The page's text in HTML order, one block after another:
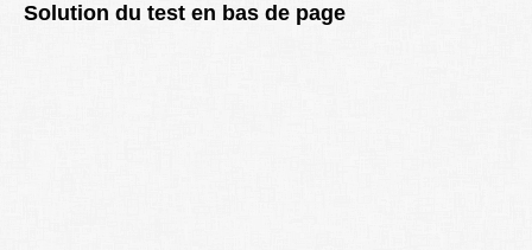
Solution du test en bas de page